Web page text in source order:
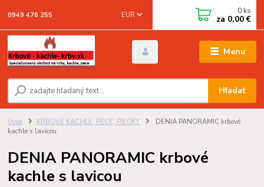
Menu
EUR
Hľadať
0949 476 255 0 ks
za 0,00 €
Úvod KRBOVÉ KACHLE, PECE, PIECKY
DENIA PANORAMIC krbové
kachle s lavicou
DENIA PANORAMIC krbové
kachle s lavicou